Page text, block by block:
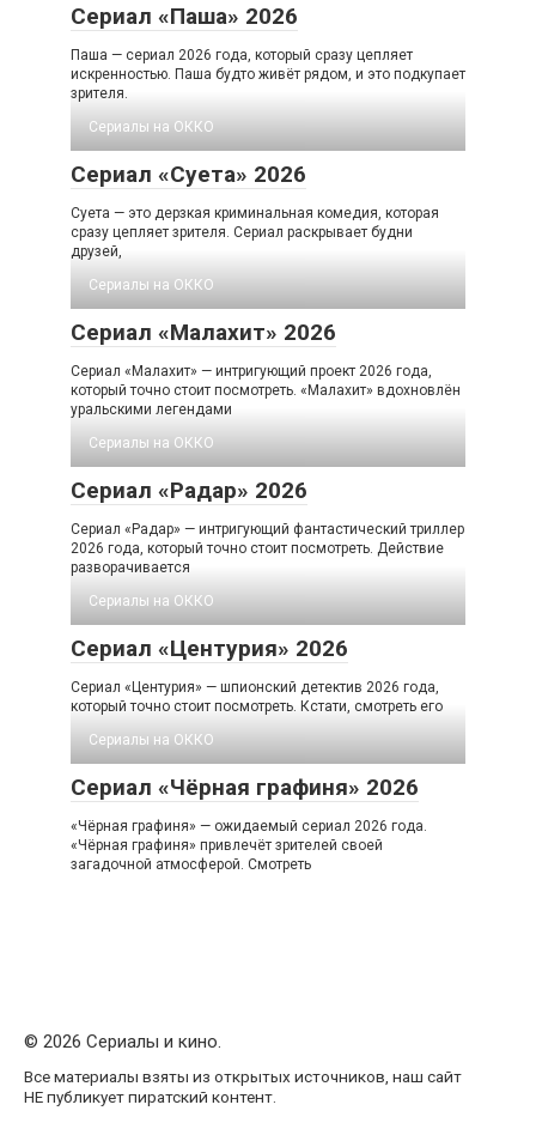
Сериал «Паша» 2026
Паша — сериал 2026 года, который сразу цепляет
искренностью. Паша будто живёт рядом, и это подкупает
зрителя.
Сериалы на ОККО
Сериал «Суета» 2026
Суета — это дерзкая криминальная комедия, которая
сразу цепляет зрителя. Сериал раскрывает будни
друзей,
Сериалы на ОККО
Сериал «Малахит» 2026
Сериал «Малахит» — интригующий проект 2026 года,
который точно стоит посмотреть. «Малахит» вдохновлён
уральскими легендами
Сериалы на ОККО
Сериал «Радар» 2026
Сериал «Радар» — интригующий фантастический триллер
2026 года, который точно стоит посмотреть. Действие
разворачивается
Сериалы на ОККО
Сериал «Центурия» 2026
Сериал «Центурия» — шпионский детектив 2026 года,
который точно стоит посмотреть. Кстати, смотреть его
Сериалы на ОККО
Сериал «Чёрная графиня» 2026
«Чёрная графиня» — ожидаемый сериал 2026 года.
«Чёрная графиня» привлечёт зрителей своей
загадочной атмосферой. Смотреть
© 2026 Сериалы и кино.
Все материалы взяты из открытых источников, наш сайт
НЕ публикует пиратский контент.